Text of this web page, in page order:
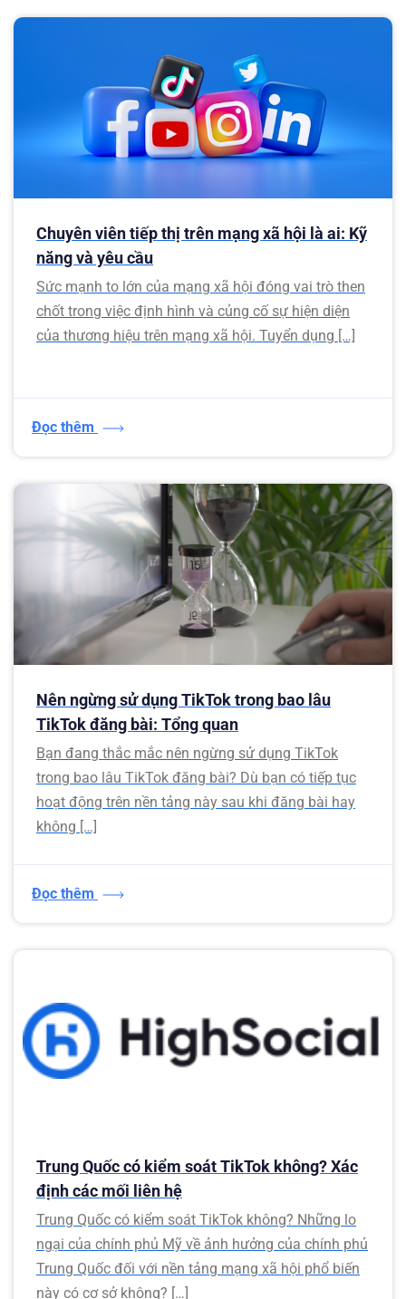
Chuyên viên tiếp thị trên mạng xã hội là ai: Kỹ
năng và yêu cầu
Sức mạnh to lớn của mạng xã hội đóng vai trò then
chốt trong việc định hình và củng cố sự hiện diện
của thương hiệu trên mạng xã hội. Tuyển dụng […]
Đọc thêm
Nên ngừng sử dụng TikTok trong bao lâu
TikTok đăng bài: Tổng quan
Bạn đang thắc mắc nên ngừng sử dụng TikTok
trong bao lâu TikTok đăng bài? Dù bạn có tiếp tục
hoạt động trên nền tảng này sau khi đăng bài hay
không […]
Đọc thêm
Trung Quốc có kiểm soát TikTok không? Xác
định các mối liên hệ
Trung Quốc có kiểm soát TikTok không? Những lo
ngại của chính phủ Mỹ về ảnh hưởng của chính phủ
Trung Quốc đối với nền tảng mạng xã hội phổ biến
này có cơ sở không? […]